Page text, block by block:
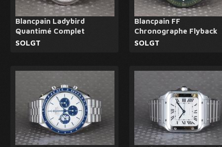
Blancpain Ladybird
Quantimé Complet
SOLGT
Blancpain FF
Chronographe Flyback
SOLGT